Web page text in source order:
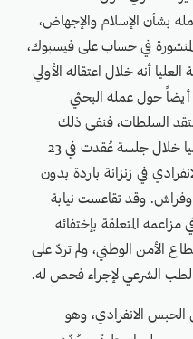
الإسلام والإجهاض،
في حساب على فيسبوك،
أنه خلال اعتقاله الأولي
حول عمله البحثي
السلطات، فنفى ذلك
أيضاً. كما أبلغ نيابة أمن الدولة العليا خلال جلسة عُقدت في 23
في زنزانة باردة بدون
وقد تقاعست نيابة
المتعلقة بإختفائه
الوطني، ولم تردّ على
الشرعي لإجراء فحص له.
الانفرادي، وهو